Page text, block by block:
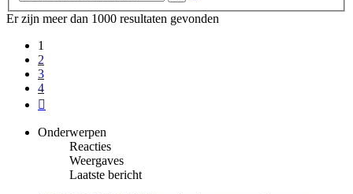
Er zijn meer dan 1000 resultaten gevonden
1
2
3
4
Onderwerpen
Reacties
Weergaves
Laatste bericht